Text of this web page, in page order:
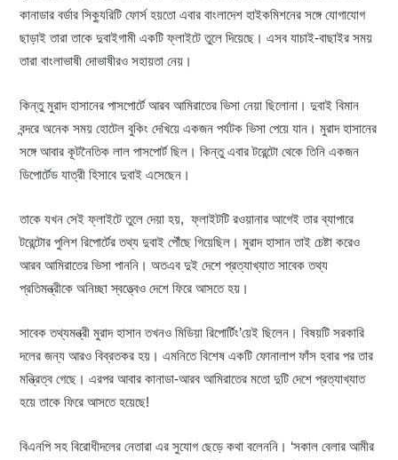
কানাডার বর্ডার সিক্যুরিটি ফোর্স হয়তো এবার বাংলাদেশ হাইকমিশনের সঙ্গে যোগাযোগ
ছাড়াই তারা তাকে দুবাইগামী একটি ফ্লাইটে তুলে দিয়েছে। এসব যাচাই-বাছাইর সময়
তারা বাংলাভাষী দোভাষীরও সহায়তা নেয়।
কিন্তু মুরাদ হাসানের পাসপোর্টে আরব আমিরাতের ভিসা নেয়া ছিলোনা। দুবাই বিমান
বন্দরে অনেক সময় হোটেল বুকিং দেখিয়ে একজন পর্যটক ভিসা পেয়ে যান। মুরাদ হাসানের
সঙ্গে আবার কূটনৈতিক লাল পাসপোর্ট ছিল। কিন্তু এবার টরেন্টো থেকে তিনি একজন
ডিপোর্টেড যাত্রী হিসাবে দুবাই এসেছেন।
তাকে যখন সেই ফ্লাইটে তুলে দেয়া হয়, ফ্লাইটটি রওয়ানার আগেই তার ব্যাপারে
টরেন্টোর পুলিশ রিপোর্টের তথ্য দুবাই পৌঁছে গিয়েছিল। মুরাদ হাসান তাই চেষ্টা করেও
আরব আমিরাতের ভিসা পাননি। অতএব দুই দেশে প্রত্যাখ্যাত সাবেক তথ্য
প্রতিমন্ত্রীকে অনিচ্ছা স্বত্ত্বেও দেশে ফিরে আসতে হয়।
সাবেক তথ্যমন্ত্রী মুরাদ হাসান তখনও মিডিয়া রিপোর্টিং’য়েই ছিলেন। বিষয়টি সরকারি
দলের জন্য আরও বিব্রতকর হয়। এমনিতে বিশেষ একটি ফোনালাপ ফাঁস হবার পর তার
মন্ত্রিত্ব গেছে। এরপর আবার কানাডা-আরব আমিরাতের মতো দুটি দেশে প্রত্যাখ্যাত
হয়ে তাকে ফিরে আসতে হয়েছে!
বিএনপি সহ বিরোধীদলের নেতারা এর সুযোগ ছেড়ে কথা বলেননি। ‘সকাল বেলার আমীর